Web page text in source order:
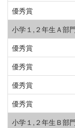
優秀賞
小学１,２年生Ａ部
優秀賞
優秀賞
優秀賞
優秀賞
小学１,２年生Ｂ部